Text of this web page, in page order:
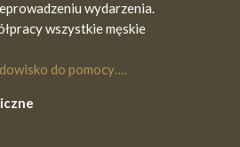
wydarzenia.
wszystkie męskie
do pomocy….